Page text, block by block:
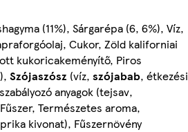
(11%), Sárgarépa (6, 6%), Víz,
Cukor, Zöld kaliforniai
kukoricakeményítő, Piros
Szójaszósz (víz, szójabab, étkezési
anyagok (tejsav,
Természetes aroma,
kivonat), Fűszernövény